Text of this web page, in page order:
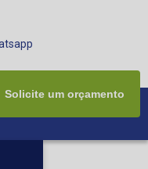
Solicite um orçamento